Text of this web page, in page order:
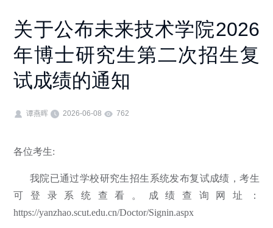
关于公布未来技术学院2026
年博士研究生第二次招生复
试成绩的通知
谭燕晖 2026-06-08 762
各位考生:
我院已通过学校研究生招生系统发布复试成绩，考生
可登录系统查看。成绩查询网址：
https://yanzhao.scut.edu.cn/Doctor/Signin.aspx